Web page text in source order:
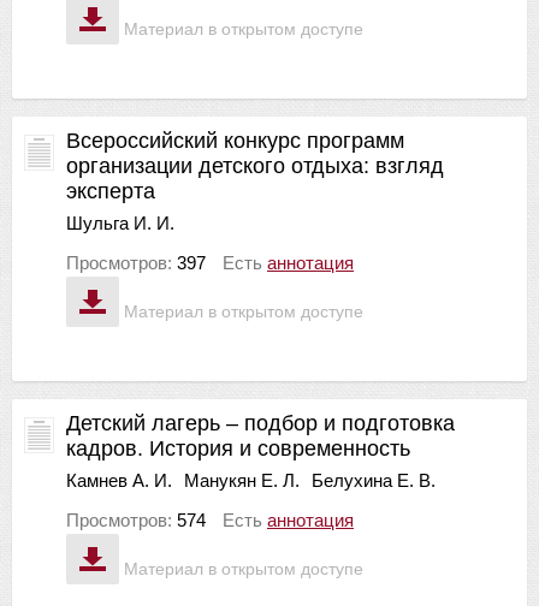
Материал в открытом доступе
Материал в открытом доступе
Всероссийский конкурс программ
организации детского отдыха: взгляд
эксперта
Шульга И. И.
Просмотров: 397 Есть аннотация
Материал в открытом доступе
Детский лагерь – подбор и подготовка
кадров. История и современность
Камнев А. И. Манукян Е. Л.
Белухина Е. В.
Просмотров: 574 Есть аннотация